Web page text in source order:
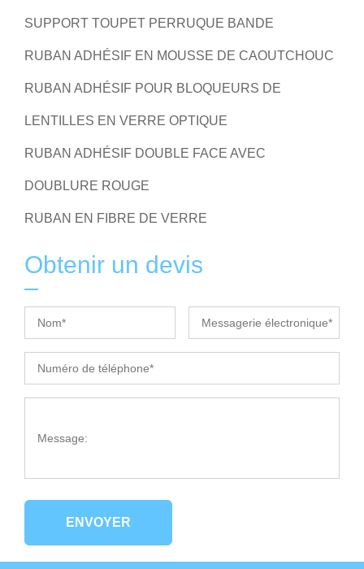
SUPPORT TOUPET PERRUQUE BANDE
RUBAN ADHÉSIF EN MOUSSE DE CAOUTCHOUC
RUBAN ADHÉSIF POUR BLOQUEURS DE
LENTILLES EN VERRE OPTIQUE
RUBAN ADHÉSIF DOUBLE FACE AVEC
DOUBLURE ROUGE
RUBAN EN FIBRE DE VERRE
Obtenir un devis
ENVOYER